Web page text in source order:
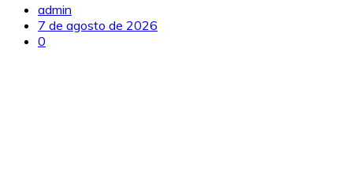
admin
7 de agosto de 2026
0